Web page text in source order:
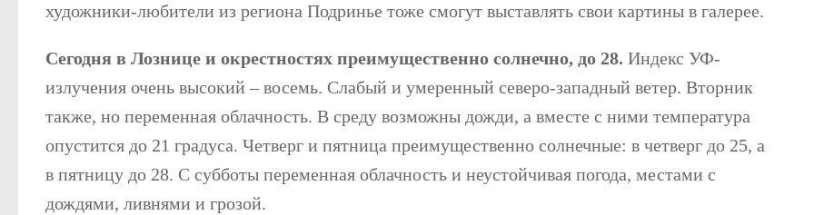
художники-любители из региона Подринье тоже смогут выставлять свои картины в галерее.
Сегодня в Лознице и окрестностях преимущественно солнечно, до 28. Индекс УФ-
излучения очень высокий – восемь. Слабый и умеренный северо-западный ветер. Вторник
также, но переменная облачность. В среду возможны дожди, а вместе с ними температура
опустится до 21 градуса. Четверг и пятница преимущественно солнечные: в четверг до 25, а
в пятницу до 28. С субботы переменная облачность и неустойчивая погода, местами с
дождями, ливнями и грозой.